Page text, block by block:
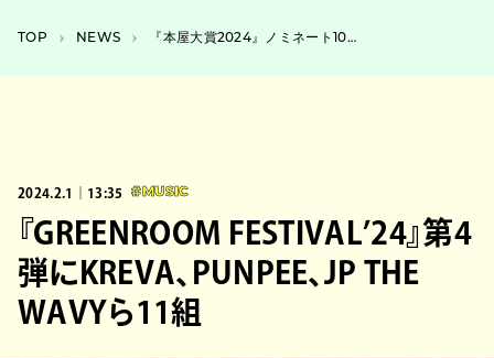
TOP NEWS 『本屋大賞2024』ノミネート10作品が発表、2年連続選出者や作家デビュー作も
2024.2.1｜13:35 #MUSIC
『GREENROOM FESTIVAL’24』第4
弾にKREVA、PUNPEE、JP THE
WAVYら11組